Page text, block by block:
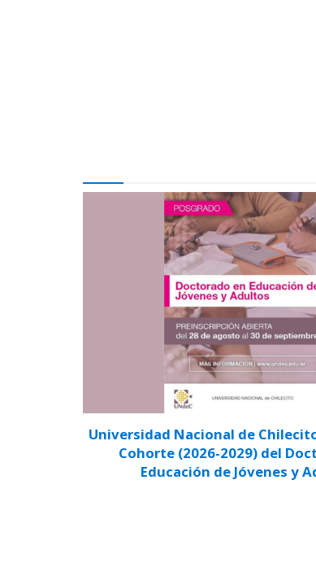
Universidad Nacional de
Cohorte (2026-2029) del
Educación de Jóvenes y